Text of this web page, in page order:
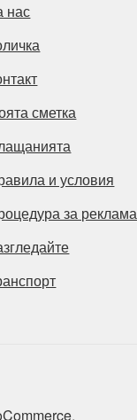
нас
сметка
и условия
за
.